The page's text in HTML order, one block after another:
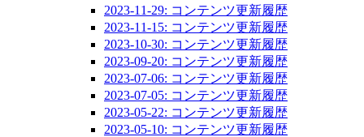
2023-11-29: コンテンツ更新履歴
2023-11-15: コンテンツ更新履歴
2023-10-30: コンテンツ更新履歴
2023-09-20: コンテンツ更新履歴
2023-07-06: コンテンツ更新履歴
2023-07-05: コンテンツ更新履歴
2023-05-22: コンテンツ更新履歴
2023-05-10: コンテンツ更新履歴